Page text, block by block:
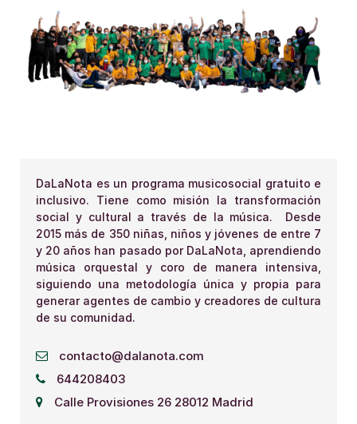
DaLaNota es un programa musicosocial gratuito e
inclusivo. Tiene como misión la transformación
social y cultural a través de la música. Desde
2015 más de 350 niñas, niños y jóvenes de entre 7
y 20 años han pasado por DaLaNota, aprendiendo
música orquestal y coro de manera intensiva,
siguiendo una metodología única y propia para
generar agentes de cambio y creadores de cultura
de su comunidad.
contacto@dalanota.com
644208403
Calle Provisiones 26 28012 Madrid